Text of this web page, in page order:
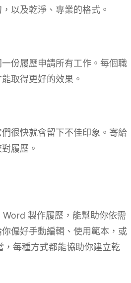
以及乾淨、專業的格式。
份履歷申請所有工作。每個職
取得更好的效果。
很快就會留下不佳印象。寄給
履歷。
製作履歷，能幫助你依需
偏好手動編輯、使用範本，或
，每種方式都能協助你建立乾